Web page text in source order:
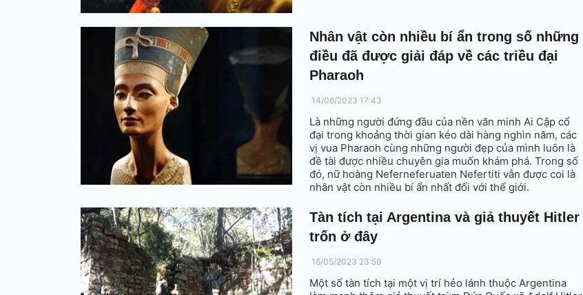
Nhân vật còn nhiều bí ẩn trong số những
điều đã được giải đáp về các triều đại
Pharaoh
14/06/2023 17:43
Là những người đứng đầu của nền văn minh Ai Cập cổ
đại trong khoảng thời gian kéo dài hàng nghìn năm, các
vị vua Pharaoh cùng những người đẹp của mình luôn là
đề tài được nhiều chuyên gia muốn khám phá. Trong số
đó, nữ hoàng Neferneferuaten Nefertiti vẫn được coi là
nhân vật còn nhiều bí ẩn nhất đối với thế giới.
Tàn tích tại Argentina và giả thuyết Hitler
trốn ở đây
16/05/2023 23:59
Một số tàn tích tại một vị trí hẻo lánh thuộc Argentina